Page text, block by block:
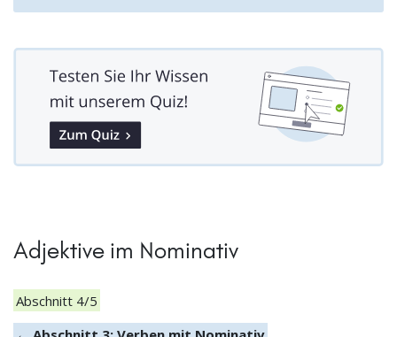
Adjektive im Nominativ
Abschnitt 4/5